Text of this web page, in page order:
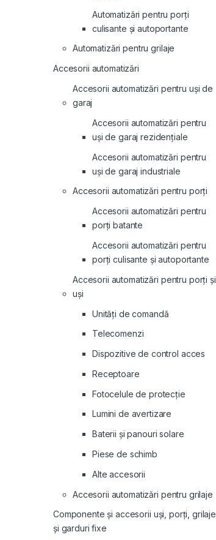
Automatizări pentru porți
culisante și autoportante
Automatizări pentru grilaje
Accesorii automatizări
Accesorii automatizări pentru uși de
garaj
Accesorii automatizări pentru
uși de garaj rezidențiale
Accesorii automatizări pentru
uși de garaj industriale
Accesorii automatizări pentru porți
Accesorii automatizări pentru
porți batante
Accesorii automatizări pentru
porți culisante și autoportante
Accesorii automatizări pentru porți și
uși
Unități de comandă
Telecomenzi
Dispozitive de control acces
Receptoare
Fotocelule de protecție
Lumini de avertizare
Baterii și panouri solare
Piese de schimb
Alte accesorii
Accesorii automatizări pentru grilaje
Componente și accesorii uși, porți, grilaje
și garduri fixe